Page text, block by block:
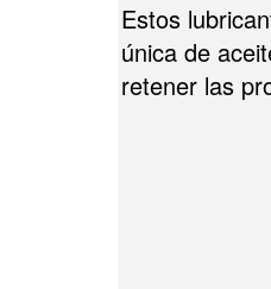
Estos
única de
retener las